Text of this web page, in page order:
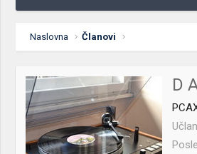
Naslovna Članovi
D